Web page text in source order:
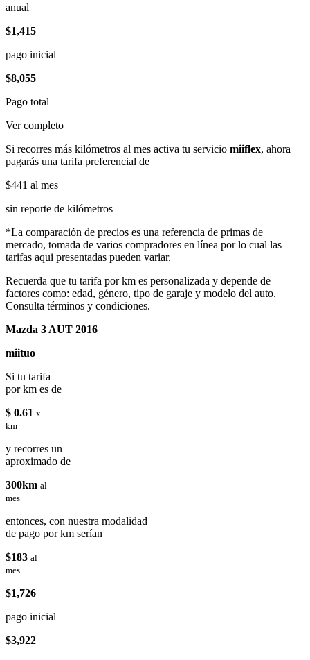
anual
$1,415
pago inicial
$8,055
Pago total
Ver completo
Si recorres más kilómetros al mes activa tu servicio miiflex, ahora
pagarás una tarifa preferencial de
$441 al mes
sin reporte de kilómetros
*La comparación de precios es una referencia de primas de
mercado, tomada de varios compradores en línea por lo cual las
tarifas aqui presentadas pueden variar.
Recuerda que tu tarifa por km es personalizada y depende de
factores como: edad, género, tipo de garaje y modelo del auto.
Consulta términos y condiciones.
Mazda 3 AUT 2016
miituo
Si tu tarifa
por km es de
$ 0.61 x
km
y recorres un
aproximado de
300km al
mes
entonces, con nuestra modalidad
de pago por km serían
$183 al
mes
$1,726
pago inicial
$3,922